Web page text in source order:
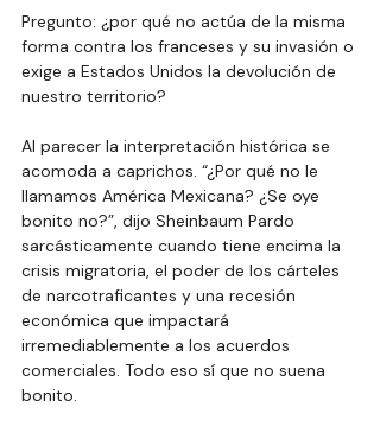
Pregunto: ¿por qué no actúa de la misma
forma contra los franceses y su invasión o
exige a Estados Unidos la devolución de
nuestro territorio?
Al parecer la interpretación histórica se
acomoda a caprichos. “¿Por qué no le
llamamos América Mexicana? ¿Se oye
bonito no?”, dijo Sheinbaum Pardo
sarcásticamente cuando tiene encima la
crisis migratoria, el poder de los cárteles
de narcotraficantes y una recesión
económica que impactará
irremediablemente a los acuerdos
comerciales. Todo eso sí que no suena
bonito.